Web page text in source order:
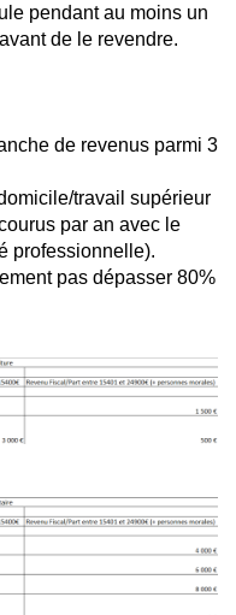
pendant au moins un
de le revendre.
de revenus parmi 3
travail supérieur
par an avec le
professionnelle).
pas dépasser 80%